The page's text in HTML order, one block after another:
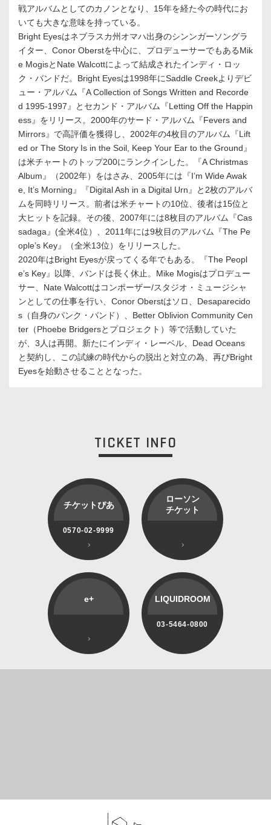
戦アルバムとしてのカノンとなり、15年を経た今の時代にお
いても大きな意味を持っている。
Bright Eyesはネブラスカ州オマハ出身のシンンガーソングラ
イター、Conor Oberstを中心に、プロデューサーでもあるMik
e MogisとNate Walcottによって結成されたインディ・ロッ
ク・バンドだ。Bright Eyesは1998年にSaddle Creekよりデビ
ュー・アルバム『A Collection of Songs Written and Recorde
d 1995-1997』とセカンド・アルバム『Letting Off the Happin
ess』をリリース。2000年のサード・アルバム『Fevers and
Mirrors』で高評価を獲得し、2002年の4枚目のアルバム『Lift
ed or The Story Is in the Soil, Keep Your Ear to the Ground』
は米チャートのトップ200にランクインした。『A Christmas
Album』（2002年）をはさみ、2005年には『I’m Wide Awak
e, It’s Morning』『Digital Ash in a Digital Urn』と2枚のアルバ
ムを同時リリース。前者は米チャートの10位、後者は15位と
大ヒットを記録。その後、2007年には8枚目のアルバム『Cas
sadaga』(全米4位）、2011年には9枚目のアルバム『The Pe
ople’s Key』（全米13位）をリリースした。
2020年はBright Eyesが戻ってくる年でもある。『The Peopl
e’s Key』以降、バンドは長く休止。Mike Mogisはプロデュー
サー、Nate Walcottはコンポーザー/スタジオ・ミュージシャ
ンとしての仕事を行い、Conor Oberstはソロ、Desaparecido
s（自身のパンク・バンド）、Better Oblivion Community Cen
ter（Phoebe Bridgersとプロジェクト）等で活動していた
が、3人は再開。新たにインディ・レーベル、Dead Oceans
と契約し、この試練の時代からの脱出と対立の為、再びBright
Eyesを始動させることとなった。
TICKET INFO
チケットぴあ
0570-02-9999
ローソン
チケット
e+ LIQUIDROOM
03-5464-0800